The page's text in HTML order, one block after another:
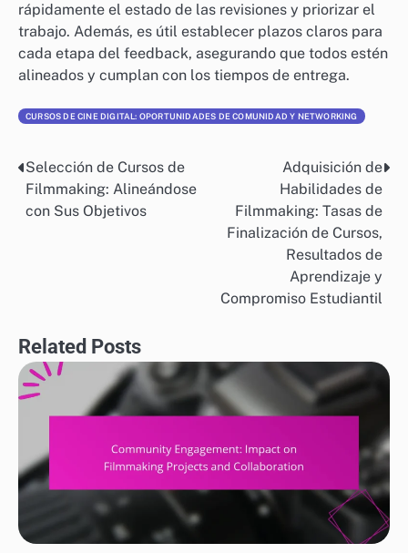
rápidamente el estado de las revisiones y priorizar el
trabajo. Además, es útil establecer plazos claros para
cada etapa del feedback, asegurando que todos estén
alineados y cumplan con los tiempos de entrega.
CURSOS DE CINE DIGITAL: OPORTUNIDADES DE COMUNIDAD Y NETWORKING
Post
navigation
Selección de Cursos de
Filmmaking: Alineándose
con Sus Objetivos
Adquisición de
Habilidades de
Filmmaking: Tasas de
Finalización de Cursos,
Resultados de
Aprendizaje y
Compromiso Estudiantil
Related Posts